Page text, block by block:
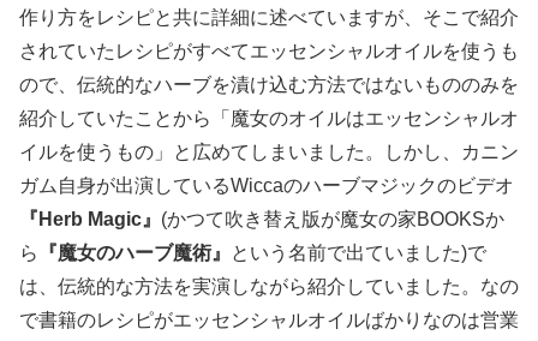
作り方をレシピと共に詳細に述べていますが、そこで紹介
されていたレシピがすべてエッセンシャルオイルを使うも
ので、伝統的なハーブを漬け込む方法ではないもののみを
紹介していたことから「魔女のオイルはエッセンシャルオ
イルを使うもの」と広めてしまいました。しかし、カニン
ガム自身が出演しているWiccaのハーブマジックのビデオ
『Herb Magic』 (かつて吹き替え版が魔女の家BOOKSか
ら
『魔女のハーブ魔術』
という名前で出ていました)で
は、伝統的な方法を実演しながら紹介していました。なの
で書籍のレシピがエッセンシャルオイルばかりなのは営業